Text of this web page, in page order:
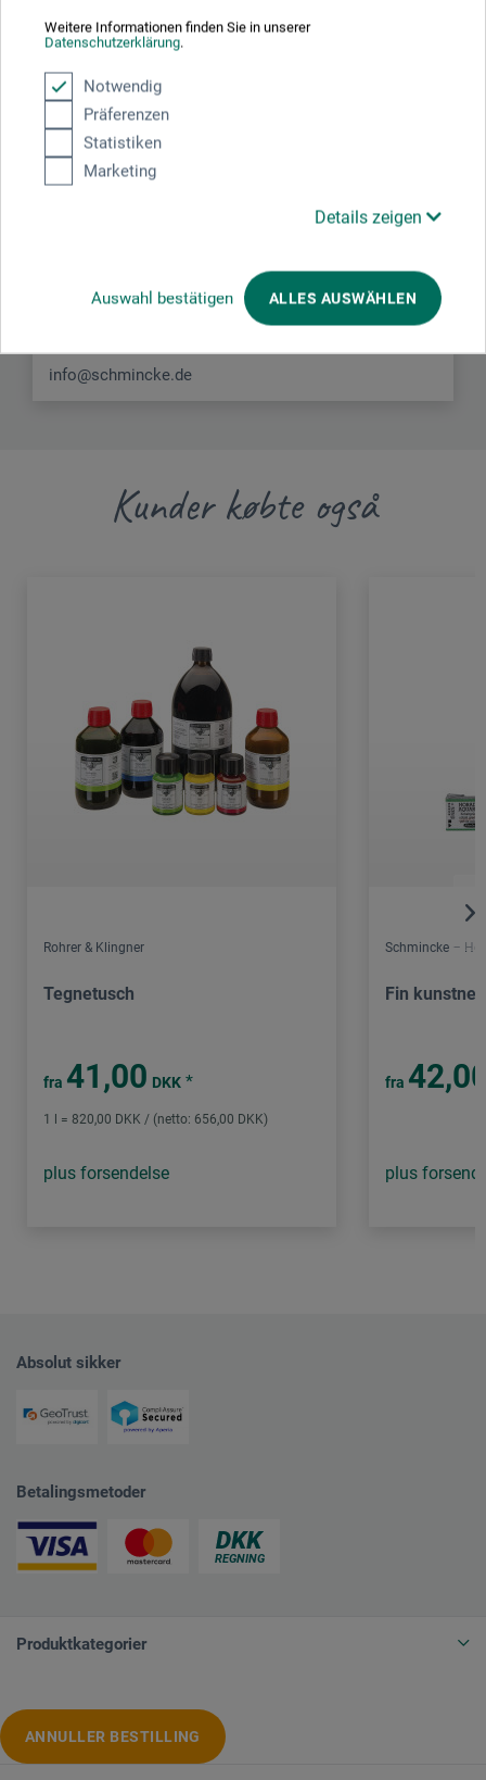
Weitere Informationen finden Sie in unserer
Datenschutzerklärung.
Notwendig
Präferenzen
Statistiken
Marketing
Details zeigen
Auswahl bestätigen ALLES AUSWÄHLEN
Producent-kontakt
Her finder du producentens kontaktoplysninger for dette
40699 Erkrath
info@schmincke.de
Kunder købte også
Rohrer & Klingner
Tegnetusch
fra 41,00 DKK *
1 l = 820,00 DKK / (netto: 656,00 DKK)
plus forsendelse
Schmincke –
Fin
fra
plus
Absolut sikker
Betalingsmetoder
Produktkategorier
ANNULLER BESTILLING